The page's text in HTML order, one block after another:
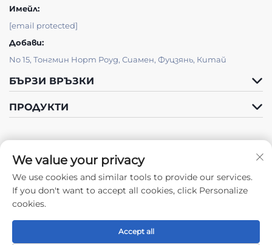
Имейл:
[email protected]
Добави:
No 15, Тонгмин Норт Роуд, Сиамен, Фуцзянь, Китай
БЪРЗИ ВРЪЗКИ
ПРОДУКТИ
Следете ни
Права на автора © 2024 от Xiamen Tongchengjianhui Industry &
We value your privacy
We use cookies and similar tools to provide our services.
If you don't want to accept all cookies, click Personalize
cookies.
Accept all